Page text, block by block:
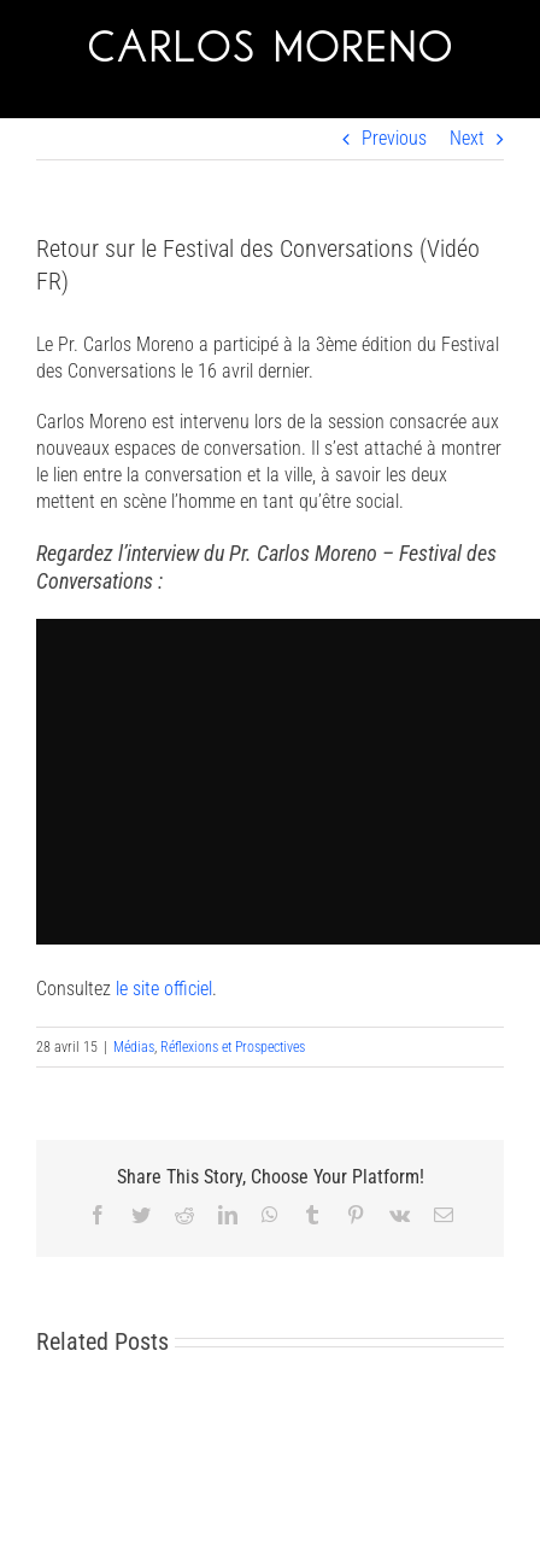
Previous Next
Retour sur le Festival des Conversations (Vidéo
FR)
Le Pr. Carlos Moreno a participé à la 3ème édition du Festival
des Conversations le 16 avril dernier.
Carlos Moreno est intervenu lors de la session consacrée aux
nouveaux espaces de conversation. Il s’est attaché à montrer
le lien entre la conversation et la ville, à savoir les deux
mettent en scène l’homme en tant qu’être social.
Regardez l’interview du Pr. Carlos Moreno – Festival des
Conversations :
Consultez le site officiel.
28 avril 15 Médias, Réflexions et Prospectives
Share This Story, Choose Your Platform!
Facebook
TwitterRedditLinkedInWhatsApp
Tumblr Pinterest
Vk Email
Related Posts